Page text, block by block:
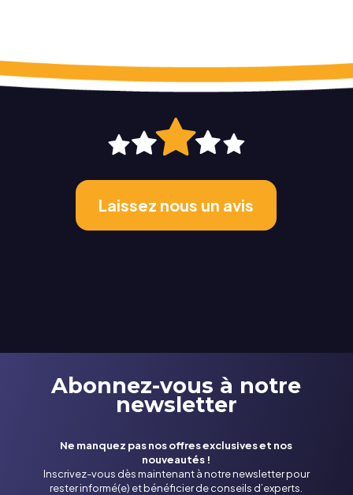
Laissez nous un avis
Abonnez-vous à notre
newsletter
Ne manquez pas nos offres exclusives et nos
nouveautés !
Inscrivez-vous dès maintenant à notre newsletter pour
rester informé(e) et bénéficier de conseils d’experts.